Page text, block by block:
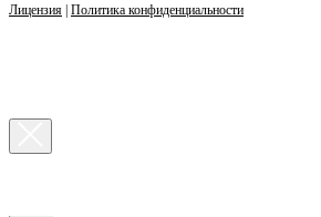
Лицензия | Политика конфиденциальности